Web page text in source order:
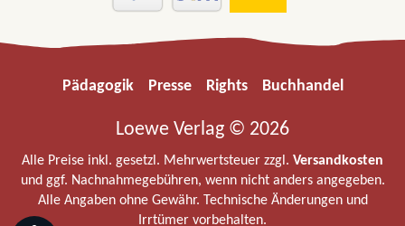
Pädagogik Presse Rights Buchhandel
Loewe Verlag © 2026
Alle Preise inkl. gesetzl. Mehrwertsteuer zzgl. Versandkosten
und ggf. Nachnahmegebühren, wenn nicht anders angegeben.
Alle Angaben ohne Gewähr. Technische Änderungen und
Irrtümer vorbehalten.